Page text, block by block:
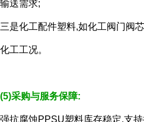
输送需求;
三是化工配件塑料,如化工阀门阀
化工工况。
(5)采购与服务保障:
强抗腐蚀PPSU塑料库存稳定,支